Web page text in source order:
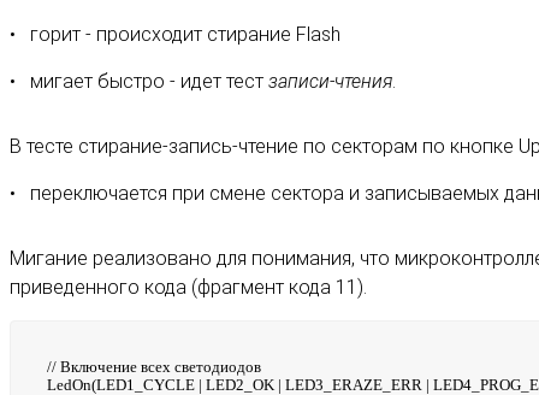
горит - происходит стирание Flash
мигает быстро - идет тест записи-чтения
В тесте стирание-запись-чтение по секторам по кнопке
переключается при смене сектора и записываемых
Мигание реализовано для понимания, что
приведенного кода (фрагмент кода 11).
// Включение всех светодиодов
LedOn(LED1_CYCLE | LED2_OK | LED3_ERAZE_ERR |